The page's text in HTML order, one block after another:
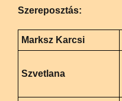
Szereposztás:
Marksz Karcsi
Szvetlana